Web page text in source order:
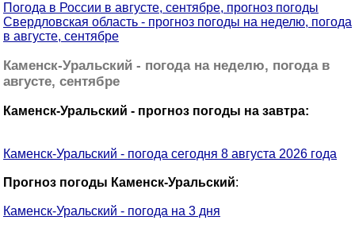
Погода в России в августе, сентябре, прогноз погоды
Свердловская область - прогноз погоды на неделю, погода
в августе, сентябре
Каменск-Уральский - погода на неделю, погода в
августе, сентябре
Каменск-Уральский - прогноз погоды на завтра:
Каменск-Уральский - погода сегодня 8 августа 2026 года
Прогноз погоды Каменск-Уральский:
Каменск-Уральский - погода на 3 дня